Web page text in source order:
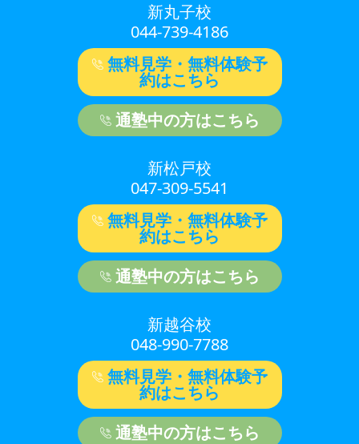
新丸子校
044-739-4186
無料見学・無料体験予
約はこちら
通塾中の方はこちら
新松戸校
047-309-5541
無料見学・無料体験予
約はこちら
通塾中の方はこちら
新越谷校
048-990-7788
無料見学・無料体験予
約はこちら
通塾中の方はこちら